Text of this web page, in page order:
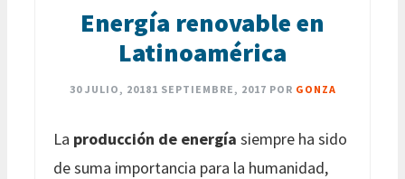
Energía renovable en
Latinoamérica
30 JULIO, 20181 SEPTIEMBRE, 2017 POR GONZA
La producción de energía siempre ha sido
de suma importancia para la humanidad,